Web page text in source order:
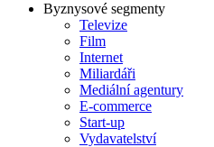
Byznysové segmenty
Televize
Film
Internet
Miliardáři
Mediální agentury
E-commerce
Start-up
Vydavatelství